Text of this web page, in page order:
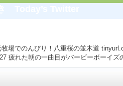
場でのんびり！八重桜の並木道
疲れた朝の一曲目がバービーボーイ